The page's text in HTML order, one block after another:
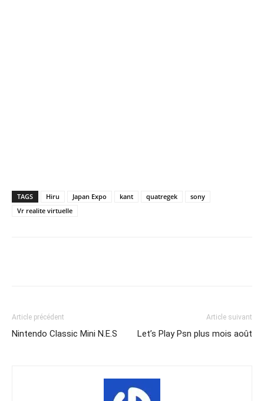
TAGS Hiru Japan Expo kant quatregek
sony
Vr realite virtuelle
Article précédent
Nintendo Classic Mini N.E.S
Article suivant
Let’s Play Psn plus mois août